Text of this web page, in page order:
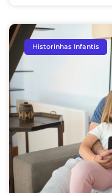
Historinhas Infantis